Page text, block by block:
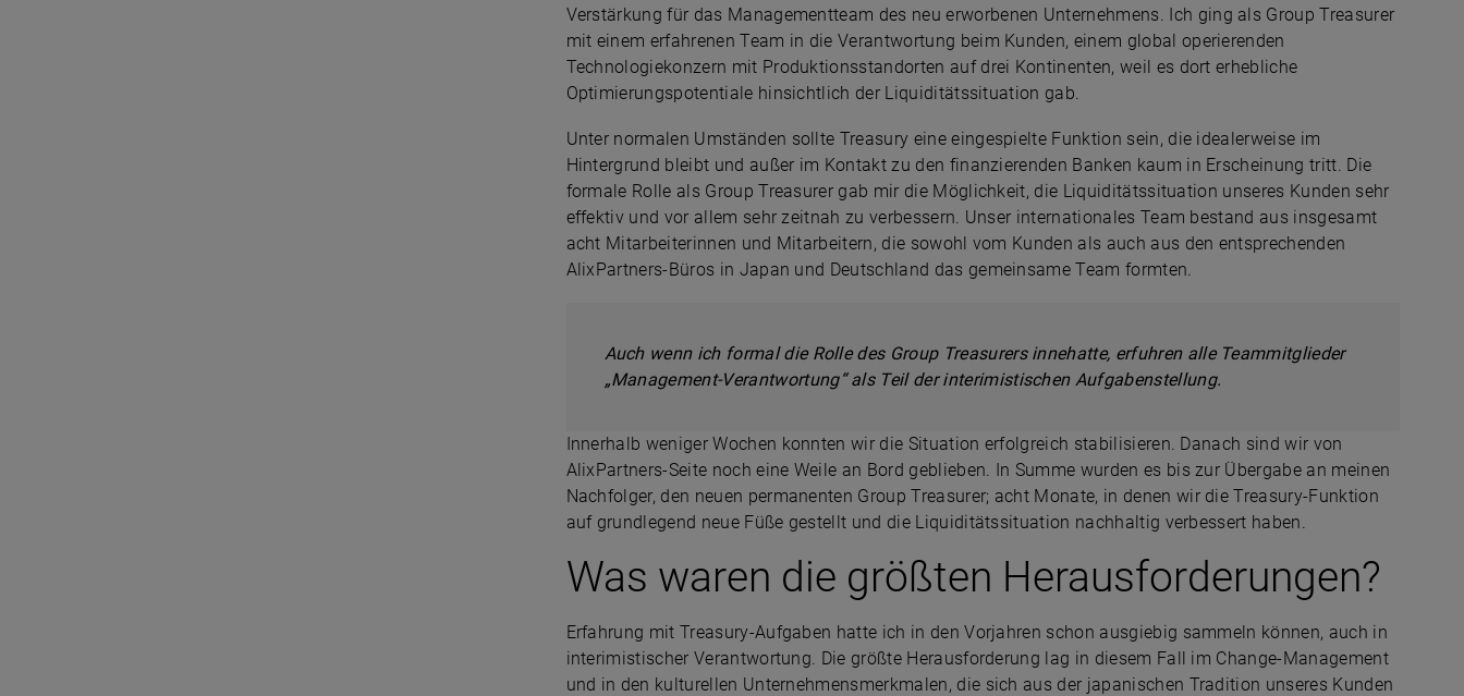
Verstärkung für das Managementteam des neu erworbenen Unternehmens. Ich ging als Group Treasurer
mit einem erfahrenen Team in die Verantwortung beim Kunden, einem global operierenden
Technologiekonzern mit Produktionsstandorten auf drei Kontinenten, weil es dort erhebliche
Optimierungspotentiale hinsichtlich der Liquiditätssituation gab.
Unter normalen Umständen sollte Treasury eine eingespielte Funktion sein, die idealerweise im
Hintergrund bleibt und außer im Kontakt zu den finanzierenden Banken kaum in Erscheinung tritt. Die
formale Rolle als Group Treasurer gab mir die Möglichkeit, die Liquiditätssituation unseres Kunden sehr
effektiv und vor allem sehr zeitnah zu verbessern. Unser internationales Team bestand aus insgesamt
acht Mitarbeiterinnen und Mitarbeitern, die sowohl vom Kunden als auch aus den entsprechenden
AlixPartners-Büros in Japan und Deutschland das gemeinsame Team formten.
Auch wenn ich formal die Rolle des Group Treasurers innehatte, erfuhren alle Teammitglieder
„Management-Verantwortung“ als Teil der interimistischen Aufgabenstellung.
Innerhalb weniger Wochen konnten wir die Situation erfolgreich stabilisieren. Danach sind wir von
AlixPartners-Seite noch eine Weile an Bord geblieben. In Summe wurden es bis zur Übergabe an meinen
Nachfolger, den neuen permanenten Group Treasurer; acht Monate, in denen wir die Treasury-Funktion
auf grundlegend neue Füße gestellt und die Liquiditätssituation nachhaltig verbessert haben.
Was waren die größten Herausforderungen?
Erfahrung mit Treasury-Aufgaben hatte ich in den Vorjahren schon ausgiebig sammeln können, auch in
interimistischer Verantwortung. Die größte Herausforderung lag in diesem Fall im Change-Management
und in den kulturellen Unternehmensmerkmalen, die sich aus der japanischen Tradition unseres Kunden